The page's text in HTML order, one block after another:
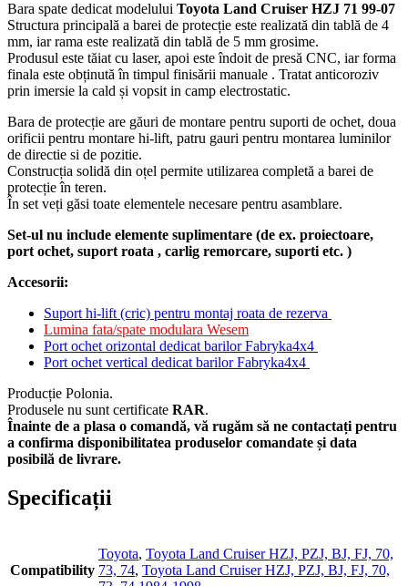
Bara spate dedicat modelului Toyota Land Cruiser HZJ 71 99-07
Structura principală a barei de protecție este realizată din tablă de 4
mm, iar rama este realizată din tablă de 5 mm grosime.
Produsul este tăiat cu laser, apoi este îndoit de presă CNC, iar forma
finala este obținută în timpul finisării manuale . Tratat anticoroziv
prin imersie la cald și vopsit in camp electrostatic.
Bara de protecție are găuri de montare pentru suporti de ochet, doua
orificii pentru montare hi-lift, patru gauri pentru montarea luminilor
de directie si de pozitie.
Construcția solidă din oțel permite utilizarea completă a barei de
protecție în teren.
În set veți găsi toate elementele necesare pentru asamblare.
Set-ul nu include elemente suplimentare (de ex. proiectoare,
port ochet, suport roata , carlig remorcare, suporti etc. )
Accesorii:
Suport hi-lift (cric) pentru montaj roata de rezerva
Lumina fata/spate modulara Wesem
Port ochet orizontal dedicat barilor Fabryka4x4
Port ochet vertical dedicat barilor Fabryka4x4
Producție Polonia.
Produsele nu sunt certificate RAR.
Înainte de a plasa o comandă, vă rugăm să ne contactați pentru
a confirma disponibilitatea produselor comandate și data
posibilă de livrare.
Specificații
Compatibility
Toyota, Toyota Land Cruiser HZJ, PZJ, BJ, FJ, 70,
73, 74, Toyota Land Cruiser HZJ, PZJ, BJ, FJ, 70,